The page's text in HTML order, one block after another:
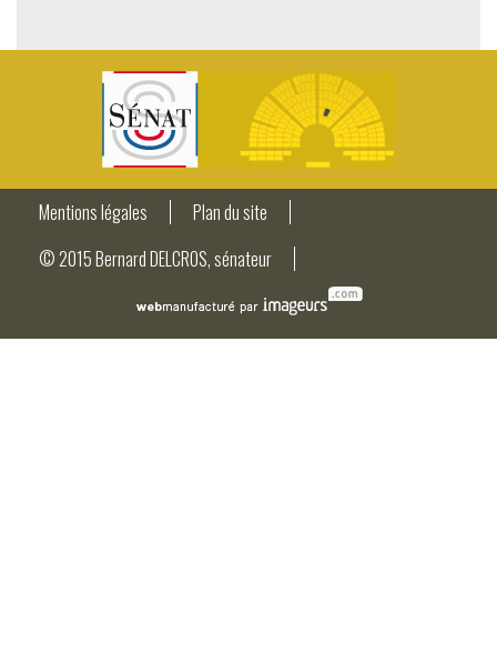
Mentions légales
Plan du site
© 2015 Bernard DELCROS, sénateur